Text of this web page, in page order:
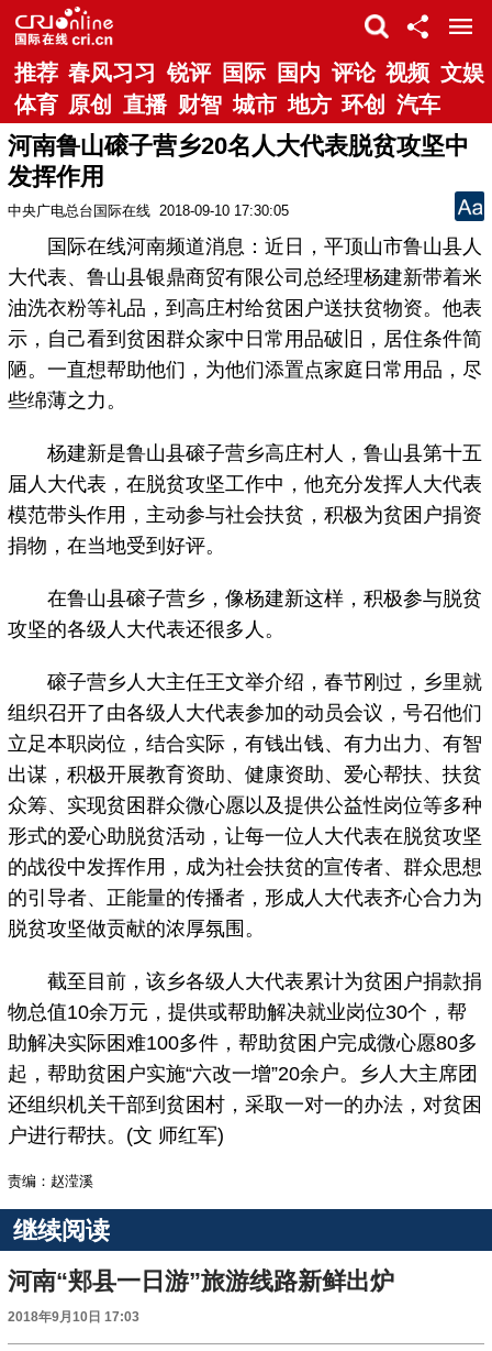
推荐 春风习习 锐评 国际 国内 评论 视频 文娱
体育 原创 直播 财智 城市 地方 环创 汽车
河南鲁山磙子营乡20名人大代表脱贫攻坚中
发挥作用
中央广电总台国际在线 2018-09-10 17:30:05
国际在线河南频道消息：近日，平顶山市鲁山县人
大代表、鲁山县银鼎商贸有限公司总经理杨建新带着米
油洗衣粉等礼品，到高庄村给贫困户送扶贫物资。他表
示，自己看到贫困群众家中日常用品破旧，居住条件简
陋。一直想帮助他们，为他们添置点家庭日常用品，尽
些绵薄之力。
杨建新是鲁山县磙子营乡高庄村人，鲁山县第十五
届人大代表，在脱贫攻坚工作中，他充分发挥人大代表
模范带头作用，主动参与社会扶贫，积极为贫困户捐资
捐物，在当地受到好评。
在鲁山县磙子营乡，像杨建新这样，积极参与脱贫
攻坚的各级人大代表还很多人。
磙子营乡人大主任王文举介绍，春节刚过，乡里就
组织召开了由各级人大代表参加的动员会议，号召他们
立足本职岗位，结合实际，有钱出钱、有力出力、有智
出谋，积极开展教育资助、健康资助、爱心帮扶、扶贫
众筹、实现贫困群众微心愿以及提供公益性岗位等多种
形式的爱心助脱贫活动，让每一位人大代表在脱贫攻坚
的战役中发挥作用，成为社会扶贫的宣传者、群众思想
的引导者、正能量的传播者，形成人大代表齐心合力为
脱贫攻坚做贡献的浓厚氛围。
截至目前，该乡各级人大代表累计为贫困户捐款捐
物总值10余万元，提供或帮助解决就业岗位30个，帮
助解决实际困难100多件，帮助贫困户完成微心愿80多
起，帮助贫困户实施“六改一增”20余户。乡人大主席团
还组织机关干部到贫困村，采取一对一的办法，对贫困
户进行帮扶。(文 师红军)
责编：赵滢溪
继续阅读
河南“郏县一日游”旅游线路新鲜出炉
2018年9月10日 17:03